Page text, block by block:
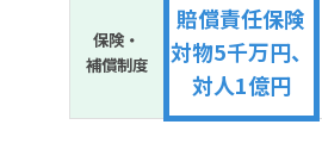
保険・
補償制度
賠償責任保険
対物5千万円、
対人1億円